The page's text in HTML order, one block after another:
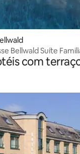
Bellwald Suíte
com